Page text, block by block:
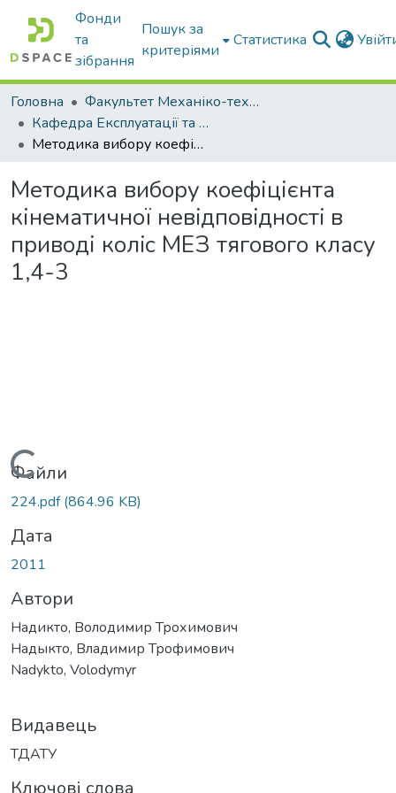
Фонди
та
зібрання
Пошук за
критеріями
Статистика
Головна
Факультет Механіко-технологічний
Кафедра Експлуатації та технічного сервісу машин
Методика вибору коефіцієнта кінематичної невiдповiдностi в приводі колiс МЕЗ тягового класу 1,4-3
Методика вибору коефіцієнта
кінематичної невiдповiдностi в
приводі колiс МЕЗ тягового класу
1,4-3
Вантажиться...
Файли
224.pdf(864.96 KB)
Дата
2011
Автори
Надикто, Володимир Трохимович
Надыкто, Владимир Трофимович
Nadykto, Volodymyr
Видавець
ТДАТУ
Ключові слова